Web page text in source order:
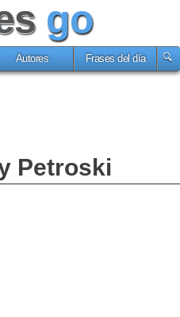
go
Autores Frases del día
Petroski